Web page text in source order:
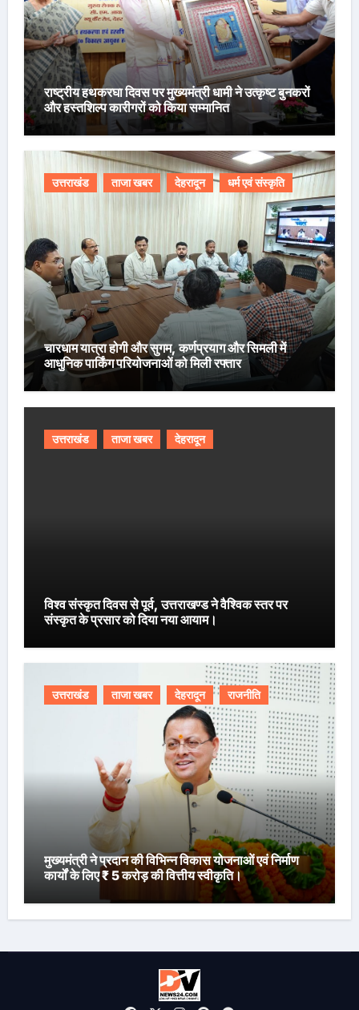
राष्ट्रीय हथकरघा दिवस पर मुख्यमंत्री धामी ने उत्कृष्ट बुनकरों
और हस्तशिल्प कारीगरों को किया सम्मानित
उत्तराखंड ताजा खबर देहरादून धर्म एवं संस्कृति
चारधाम यात्रा होगी और सुगम, कर्णप्रयाग और सिमली में
आधुनिक पार्किंग परियोजनाओं को मिली रफ्तार
उत्तराखंड ताजा खबर देहरादून
विश्व संस्कृत दिवस से पूर्व, उत्तराखण्ड ने वैश्विक स्तर पर
संस्कृत के प्रसार को दिया नया आयाम।
उत्तराखंड ताजा खबर देहरादून राजनीति
मुख्यमंत्री ने प्रदान की विभिन्न विकास योजनाओं एवं निर्माण
कार्यों के लिए ₹ 5 करोड़ की वित्तीय स्वीकृति।